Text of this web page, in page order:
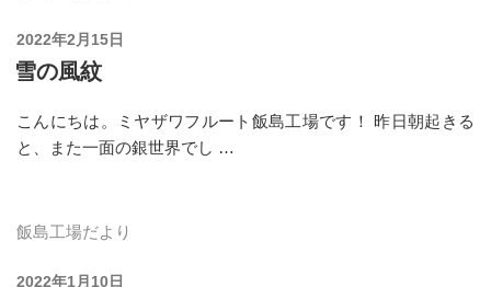
投
稿
2022年2月15日
雪の風紋
こんにちは。ミヤザワフルート飯島工場です！ 昨日朝起きる
と、また一面の銀世界でし …
飯島工場だより
投
2022年1月10日